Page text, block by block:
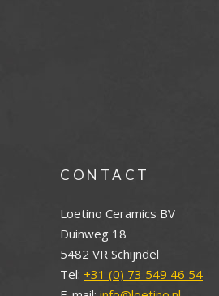
CONTACT
Loetino Ceramics BV
Duinweg 18
5482 VR Schijndel
Tel: +31 (0) 73 549 46 54